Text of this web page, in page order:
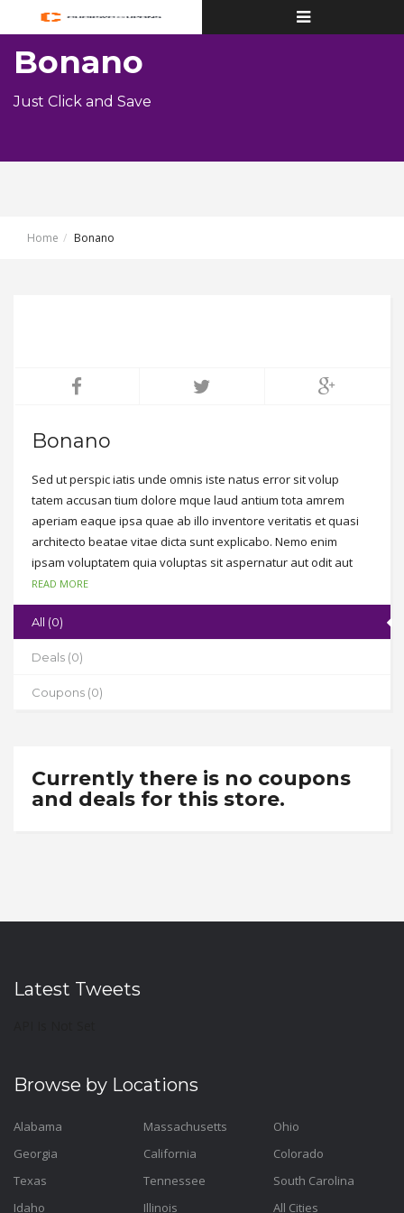
Toggle
navigation
Bonano
Just Click and Save
Home Bonano
Bonano
Sed ut perspic iatis unde omnis iste natus error sit volup
tatem accusan tium dolore mque laud antium tota amrem
aperiam eaque ipsa quae ab illo inventore veritatis et quasi
architecto beatae vitae dicta sunt explicabo. Nemo enim
ipsam voluptatem quia voluptas sit aspernatur aut odit aut
fugit, sed quia consequuntur magni dolores eos qui ratione
voluptatem sequi nesciunt. Neque porro quisquam est, qui
dolorem ipsum quia dolor sit amet, consectetur, adipisci velit,
et dolore magnam aliquam quaerat voluptatem.
READ MORE
All (0)
Deals (0)
Coupons (0)
Currently there is no coupons
and deals for this store.
Latest Tweets
Browse by Locations
Alabama
Georgia
Texas
Idaho
Massachusetts
California
Tennessee
Illinois
Ohio
Colorado
South Carolina
All Cities